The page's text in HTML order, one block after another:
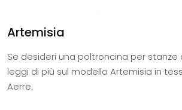
Artemisia
Se desideri una poltroncina per stanze
leggi di più sul modello Artemisia in
Aerre.